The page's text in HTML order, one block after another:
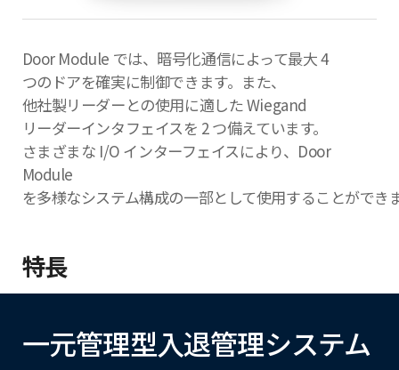
Door Module では、暗号化通信によって最大 4
つのドアを確実に制御できます。また、
他社製リーダーとの使用に適した Wiegand
リーダーインタフェイスを 2 つ備えています。
さまざまな I/O インターフェイスにより、Door
Module
を多様なシステム構成の一部として使用することができ
特長
一元管理型入退管理システム